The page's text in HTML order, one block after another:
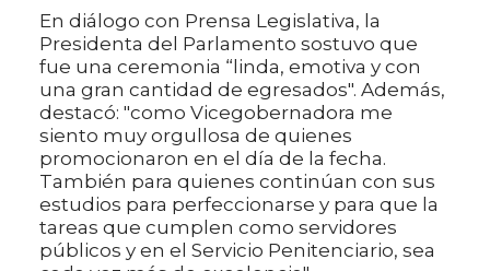
En diálogo con Prensa Legislativa, la
Presidenta del Parlamento sostuvo que
fue una ceremonia “linda, emotiva y con
una gran cantidad de egresados". Además,
destacó: "como Vicegobernadora me
siento muy orgullosa de quienes
promocionaron en el día de la fecha.
También para quienes continúan con sus
estudios para perfeccionarse y para que la
tareas que cumplen como servidores
públicos y en el Servicio Penitenciario, sea